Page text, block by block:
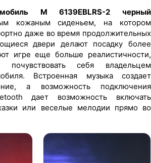
M 6139EBLRS-2 черный
кожаным сиденьем, на котором
даже во время продолжительных
двери делают посадку более
игре еще больше реалистичности,
почувствовать себя владельцем
Встроенная музыка создает
а возможность подключения
дает возможность включать
или веселые мелодии прямо во